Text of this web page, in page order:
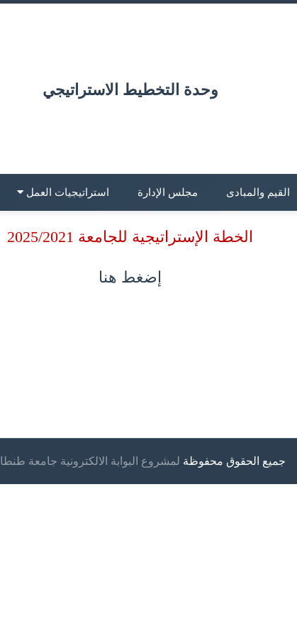
وحدة التخطيط الاستراتيجي
القيم والمبادى مجلس الإدارة استراتيجيات العمل
الخطة الإستراتيجية للجامعة 2025/2021
إضغط هنا
جميع الحقوق محفوظة لمشروع البوابة الالكترونية جامعة طنطا 2019